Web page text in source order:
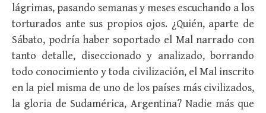
lágrimas, pasando semanas y meses escuchando a los
torturados ante sus propios ojos. ¿Quién, aparte de
Sábato, podría haber soportado el Mal narrado con
tanto detalle, diseccionado y analizado, borrando
todo conocimiento y toda civilización, el Mal inscrito
en la piel misma de uno de los países más civilizados,
la gloria de Sudamérica, Argentina? Nadie más que